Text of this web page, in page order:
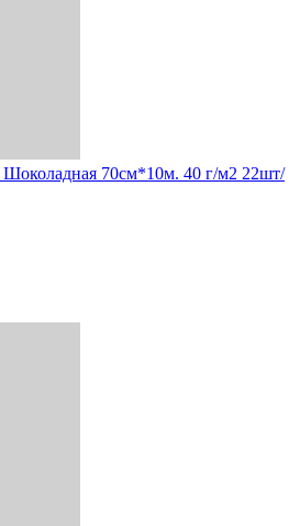
Шоколадная 70см*10м. 40 г/м2 22шт/